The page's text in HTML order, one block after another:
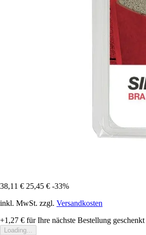
38,11 € 25,45 € -33%
inkl. MwSt. zzgl. Versandkosten
+1,27 € für Ihre nächste Bestellung geschenkt
Loading...